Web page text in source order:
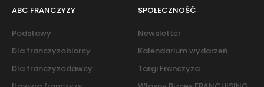
ABC FRANCZYZY
Podstawy
Dla franczyzobiorcy
Dla franczyzodawcy
SPOŁECZNOŚĆ
Newsletter
Kalendarium wydarzeń
Targi Franczyza